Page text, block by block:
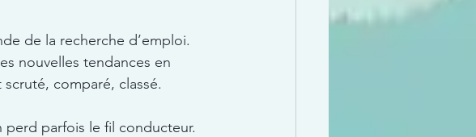
de la recherche d’emploi.
nouvelles tendances en
comparé, classé.
parfois le fil conducteur.